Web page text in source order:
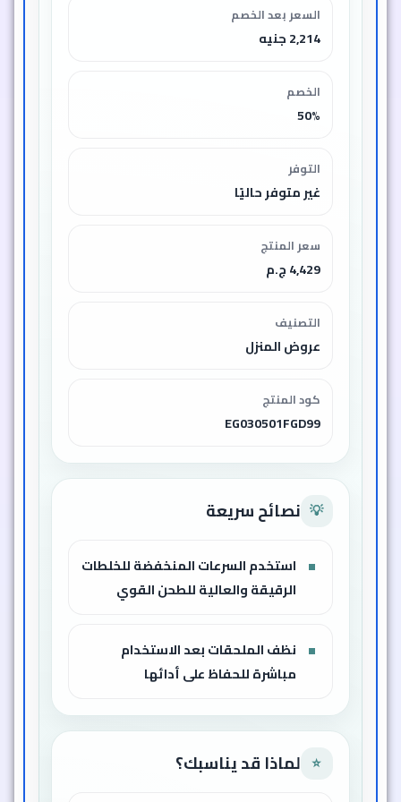
💡 نصائح سريعة
للتحكم في قوام الخلطات بدقة
اغسل الملحقات مباشرة بعد
الاستخدام للمحافظة على جودتها
⭐ لماذا قد يناسبك؟
جهازان في عرض واحد يوفران الوقت
والمجهود
قوة طحن غير مسبوقة تناسب كل
خصم كبير على منتجات عالية الجودة
استمتع بمطبخ أسرع وأذكى
صور المنتج​